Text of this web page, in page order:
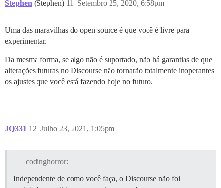
Stephen (Stephen) Setembro 25, 2020, 6:58pm
11
Uma das maravilhas do open source é que você é livre para
experimentar.
Da mesma forma, se algo não é suportado, não há garantias de que
alterações futuras no Discourse não tornarão totalmente inoperantes
os ajustes que você está fazendo hoje no futuro.
JQ331 Julho 23, 2021, 1:05pm
12
codinghorror:
Independente de como você faça, o Discourse não foi